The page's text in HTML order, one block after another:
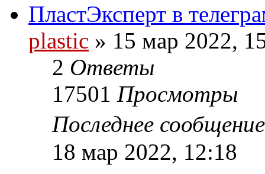
ПластЭксперт в
plastic » 15 мар 2022,
2 Ответы
17501 Просмотры
Последнее
18 мар 2022, 12:18